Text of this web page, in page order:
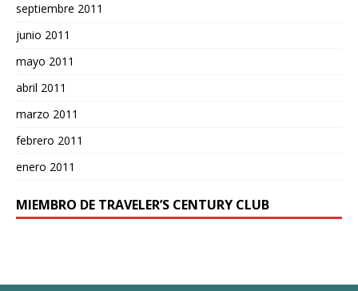
septiembre 2011
junio 2011
mayo 2011
abril 2011
marzo 2011
febrero 2011
enero 2011
MIEMBRO DE TRAVELER’S CENTURY CLUB